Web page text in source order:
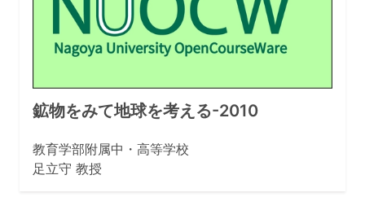
鉱物をみて地球を考える-2010
教育学部附属中・高等学校
足立守 教授